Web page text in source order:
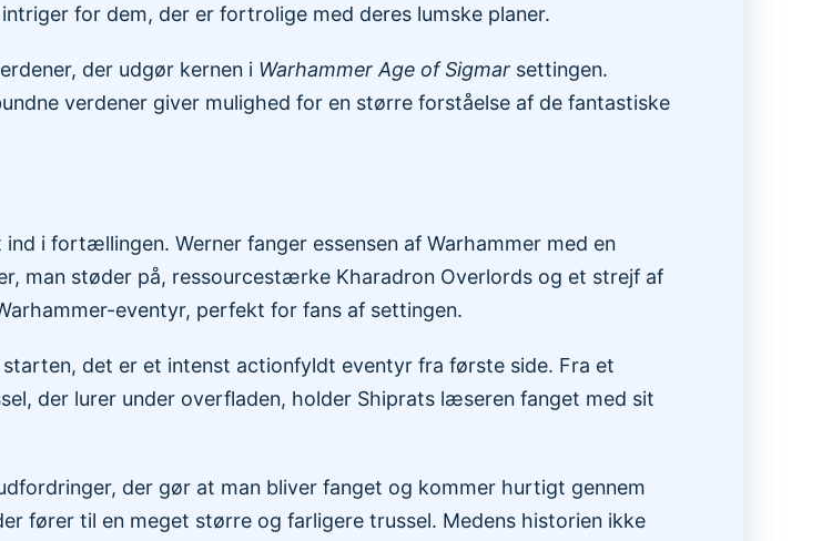
for dem, der er fortrolige med deres lumske planer.
der udgør kernen i Warhammer Age of Sigmarsettingen.
verdener giver mulighed for en større forståelse af de fantastiske
i fortællingen. Werner fanger essensen af ​​Warhammer med en
man støder på, ressourcestærke Kharadron Overlords og et strejf af
eventyr, perfekt for fans af settingen.
det er et intenst actionfyldt eventyr fra første side. Fra et
der lurer under overfladen, holder Shiprats læseren fanget med sit
der gør at man bliver fanget og kommer hurtigt gennem
fører til en meget større og farligere trussel. Medens historien ikke